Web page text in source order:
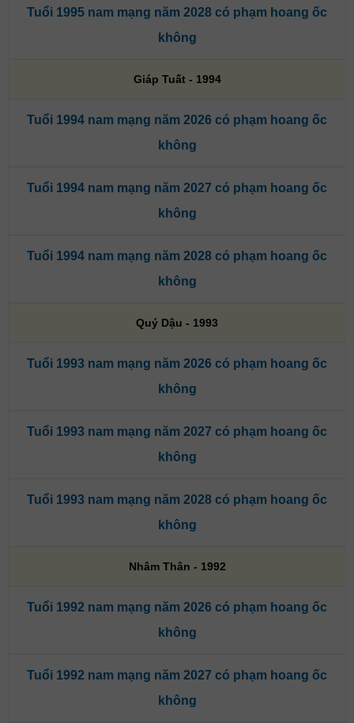
Tuổi 1995 nam mạng năm 2028 có phạm hoang ốc
không
Giáp Tuất - 1994
Tuổi 1994 nam mạng năm 2026 có phạm hoang ốc
không
Tuổi 1994 nam mạng năm 2027 có phạm hoang ốc
không
Tuổi 1994 nam mạng năm 2028 có phạm hoang ốc
không
Quý Dậu - 1993
Tuổi 1993 nam mạng năm 2026 có phạm hoang ốc
không
Tuổi 1993 nam mạng năm 2027 có phạm hoang ốc
không
Tuổi 1993 nam mạng năm 2028 có phạm hoang ốc
không
Nhâm Thân - 1992
Tuổi 1992 nam mạng năm 2026 có phạm hoang ốc
không
Tuổi 1992 nam mạng năm 2027 có phạm hoang ốc
không